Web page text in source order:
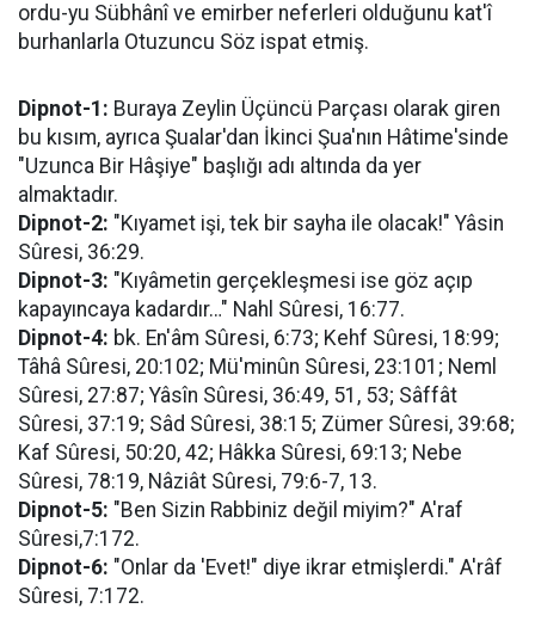
ordu-yu Sübhânî ve emirber neferleri olduğunu kat'î
burhanlarla Otuzuncu Söz ispat etmiş.
Dipnot-1: Buraya Zeylin Üçüncü Parçası olarak giren
bu kısım, ayrıca Şualar'dan İkinci Şua'nın Hâtime'sinde
"Uzunca Bir Hâşiye" başlığı adı altında da yer
almaktadır.
Dipnot-2: "Kıyamet işi, tek bir sayha ile olacak!" Yâsin
Sûresi, 36:29.
Dipnot-3: "Kıyâmetin gerçekleşmesi ise göz açıp
kapayıncaya kadardır…" Nahl Sûresi, 16:77.
Dipnot-4: bk. En'âm Sûresi, 6:73; Kehf Sûresi, 18:99;
Tâhâ Sûresi, 20:102; Mü'minûn Sûresi, 23:101; Neml
Sûresi, 27:87; Yâsîn Sûresi, 36:49, 51, 53; Sâffât
Sûresi, 37:19; Sâd Sûresi, 38:15; Zümer Sûresi, 39:68;
Kaf Sûresi, 50:20, 42; Hâkka Sûresi, 69:13; Nebe
Sûresi, 78:19, Nâziât Sûresi, 79:6-7, 13.
Dipnot-5: "Ben Sizin Rabbiniz değil miyim?" A'raf
Sûresi,7:172.
Dipnot-6: "Onlar da 'Evet!" diye ikrar etmişlerdi." A'râf
Sûresi, 7:172.